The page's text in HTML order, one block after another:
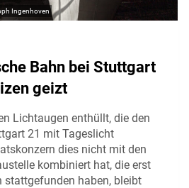
Ingenhoven
Bahn bei Stuttgart
geizt
Lichtaugen enthüllt, die den
21 mit Tageslicht
dies nicht mit den
kombiniert hat, die erst
stattgefunden haben, bleibt